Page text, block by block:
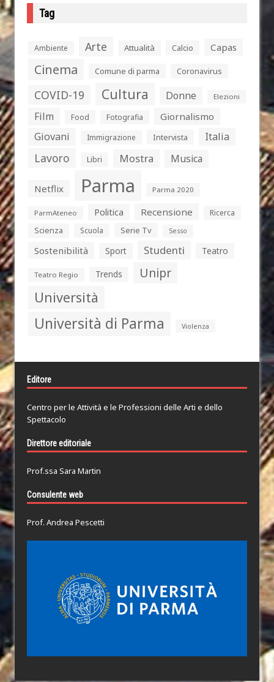
Tag
Ambiente Arte Attualità Calcio Capas
Cinema Comune di parma Coronavirus
COVID-19 Cultura Donne Elezioni
Film Food Fotografia Giornalismo
Giovani Immigrazione Intervista Italia
Lavoro Libri Mostra Musica
Netflix Parma Parma 2020
ParmAteneo Politica Recensione
Ricerca
Scienza
Scuola Serie Tv Sesso
Sostenibilità Sport Studenti Teatro
Teatro Regio Trends Unipr
Università
Università di Parma Violenza
Editore
Centro per le Attività e le Professioni delle Arti e dello
Spettacolo
Direttore editoriale
Prof.ssa Sara Martin
Consulente web
Prof. Andrea Pescetti